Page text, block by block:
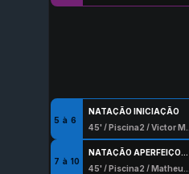
NATAÇÃO INICIAÇÃO
5 à 6
45' /Piscina2 /Victor Moreira Teixeira
NATAÇÃO APERFEIÇOAMENTO
7 à 10
45' /Piscina2 /Matheus Barros Santana